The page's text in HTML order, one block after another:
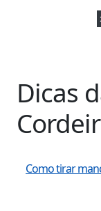
Dicas
Como tirar